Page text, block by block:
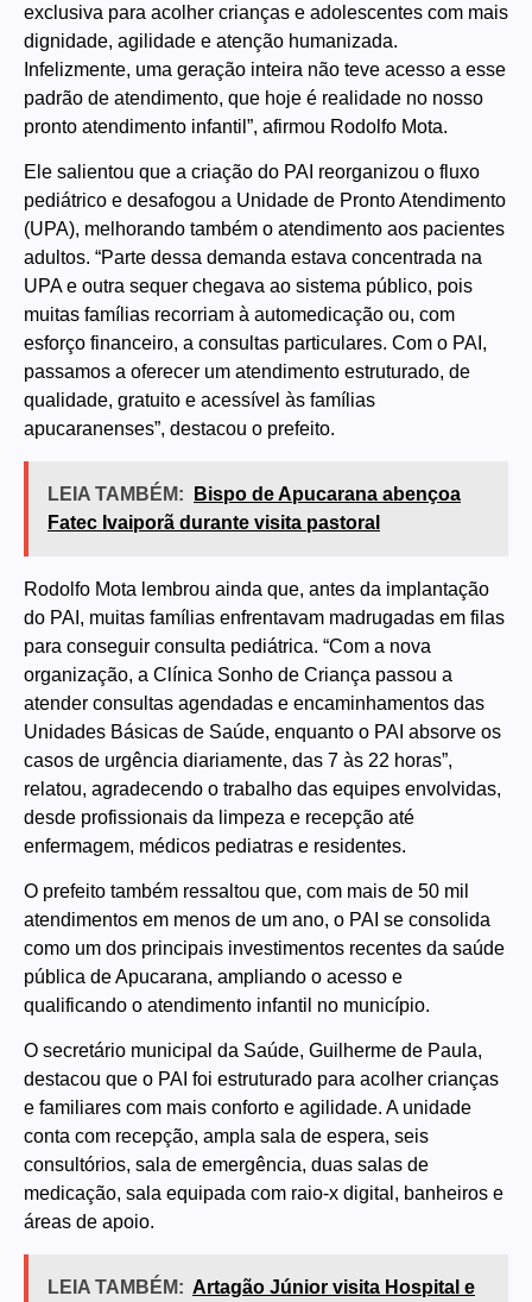
exclusiva para acolher crianças e adolescentes com mais
dignidade, agilidade e atenção humanizada.
Infelizmente, uma geração inteira não teve acesso a esse
padrão de atendimento, que hoje é realidade no nosso
pronto atendimento infantil”, afirmou Rodolfo Mota.
Ele salientou que a criação do PAI reorganizou o fluxo
pediátrico e desafogou a Unidade de Pronto Atendimento
(UPA), melhorando também o atendimento aos pacientes
adultos. “Parte dessa demanda estava concentrada na
UPA e outra sequer chegava ao sistema público, pois
muitas famílias recorriam à automedicação ou, com
esforço financeiro, a consultas particulares. Com o PAI,
passamos a oferecer um atendimento estruturado, de
qualidade, gratuito e acessível às famílias
apucaranenses”, destacou o prefeito.
LEIA TAMBÉM:
Bispo de Apucarana abençoa
Fatec Ivaiporã durante visita pastoral
Rodolfo Mota lembrou ainda que, antes da implantação
do PAI, muitas famílias enfrentavam madrugadas em filas
para conseguir consulta pediátrica. “Com a nova
organização, a Clínica Sonho de Criança passou a
atender consultas agendadas e encaminhamentos das
Unidades Básicas de Saúde, enquanto o PAI absorve os
casos de urgência diariamente, das 7 às 22 horas”,
relatou, agradecendo o trabalho das equipes envolvidas,
desde profissionais da limpeza e recepção até
enfermagem, médicos pediatras e residentes.
O prefeito também ressaltou que, com mais de 50 mil
atendimentos em menos de um ano, o PAI se consolida
como um dos principais investimentos recentes da saúde
pública de Apucarana, ampliando o acesso e
qualificando o atendimento infantil no município.
O secretário municipal da Saúde, Guilherme de Paula,
destacou que o PAI foi estruturado para acolher crianças
e familiares com mais conforto e agilidade. A unidade
conta com recepção, ampla sala de espera, seis
consultórios, sala de emergência, duas salas de
medicação, sala equipada com raio-x digital, banheiros e
áreas de apoio.
LEIA TAMBÉM: Artagão Júnior visita Hospital e